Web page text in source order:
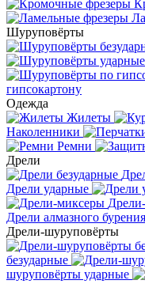
Шуруповёрты
гипсокартону
Одежда
Жилеты
Наколенники
Ремни
Дрели
Дрели ударные
Дрели алмазного бурения
Дрели-шуруповёрты
безударные
шуруповёрты ударные